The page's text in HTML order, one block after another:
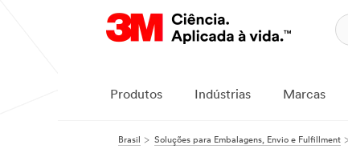
Produtos Indústrias Marcas
Brasil Soluções para Embalagens, Envio e Fulfillment